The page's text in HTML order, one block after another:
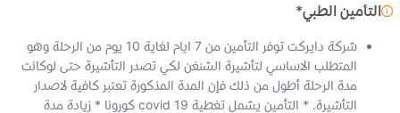
التأمين الطبي*
شركة دايركت توفر التأمين من 7 ايام لغاية 10 يوم من الرحلة وهو
المتطلب الاساسي لتأشيرة الشنغن لكي تصدر التأشيرة حتى لوكانت
مدة الرحلة أطول من ذلك فإن المدة المذكورة تعتبر كافية لاصدار
التأشيرة. * التأمين يشمل تغطية covid 19 كورونا * زيادة مدة